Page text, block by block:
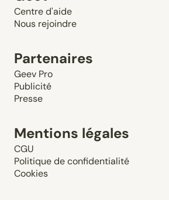
Centre d'aide
Nous rejoindre
Partenaires
Geev Pro
Publicité
Presse
Mentions légales
CGU
Politique de confidentialité
Cookies